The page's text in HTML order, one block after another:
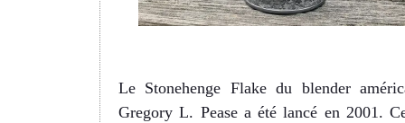
Le Stonehenge Flake du blender
Gregory L. Pease a été lancé en 2001.